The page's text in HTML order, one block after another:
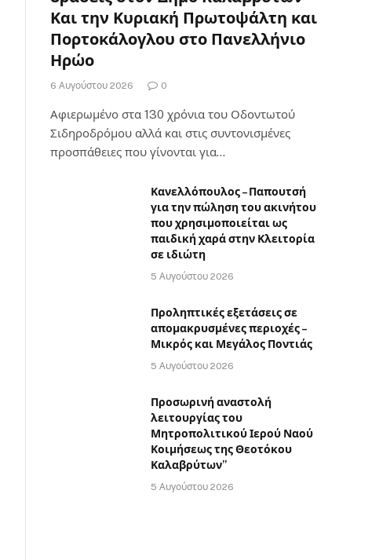
Και την Κυριακή Πρωτοψάλτη και
Πορτοκάλογλου στο Πανελλήνιο
Ηρώο
6 Αυγούστου 2026 0
Αφιερωμένο στα 130 χρόνια του Οδοντωτού
Σιδηροδρόμου αλλά και στις συντονισμένες
προσπάθειες που γίνονται για…
Κανελλόπουλος – Παπουτσή
για την πώληση του ακινήτου
που χρησιμοποιείται ως
παιδική χαρά στην Κλειτορία
σε ιδιώτη
5 Αυγούστου 2026
Προληπτικές εξετάσεις σε
απομακρυσμένες περιοχές –
Μικρός και Μεγάλος Ποντιάς
5 Αυγούστου 2026
Προσωρινή αναστολή
λειτουργίας του
Μητροπολιτικού Ιερού Ναού
Κοιμήσεως της Θεοτόκου
Καλαβρύτων”
5 Αυγούστου 2026